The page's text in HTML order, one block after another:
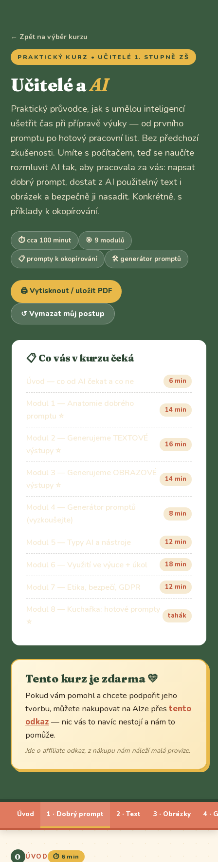
← Zpět na výběr kurzu
PRAKTICKÝ KURZ • UČITELÉ 1. STUPNĚ ZŠ
Učitelé aAI
Praktický průvodce, jak s umělou inteligencí
ušetřit čas při přípravě výuky — od prvního
promptu po hotový pracovní list. Bez předchozí
zkušenosti. Umíte s počítačem, teď se naučíte
rozmluvit AI tak, aby pracovala za vás: napsat
dobrý prompt, dostat z AI použitelný text i
obrázek a bezpečně ji nasadit. Konkrétně, s
příklady k okopírování.
⏱️ cca 100 minut
🎯 9 modulů
📋 prompty k okopírování
🛠️ generátor promptů
🖨️ Vytisknout / uložit PDF
↺ Vymazat můj postup
📋 Co vás v kurzu čeká
Úvod — co od AI čekat a co ne 6 min
Modul 1 — Anatomie dobrého
promptu ⭐
14 min
Modul 2 — Generujeme TEXTOVÉ
výstupy ⭐
16 min
Modul 3 — Generujeme OBRAZOVÉ
výstupy ⭐
14 min
Modul 4 — Generátor promptů
(vyzkoušejte)
8 min
Modul 5 — Typy AI a nástroje 12 min
Modul 6 — Využití ve výuce + úkol 18 min
Modul 7 — Etika, bezpečí, GDPR 12 min
Modul 8 — Kuchařka: hotové prompty
⭐
tahák
Tento kurz je zdarma💛
Pokud vám pomohl a chcete podpořit jeho
tvorbu, můžete nakupovat na Alze přes tento
odkaz — nic vás to navíc nestojí a nám to
pomůže.
Jde o affiliate odkaz, z nákupu nám náleží malá provize.
Úvod 1 · Dobrý prompt 2 · Text 3 · Obrázky 4 ·
0 ÚVOD ⏱️ 6 min